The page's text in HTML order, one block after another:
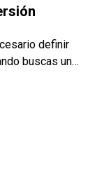
definir
buscas un
la propiedad
como